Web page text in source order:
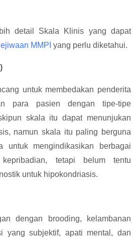
detail Skala Klinis yang dapat
MMPI yang perlu diketahui.
untuk membedakan penderita
para pasien dengan tipe-tipe
skala itu dapat menunjukan
namun skala itu paling berguna
untuk mengindikasikan berbagai
kepribadian, tetapi belum tentu
untuk hipokondriasis.
dengan brooding, kelambanan
yang subjektif, apati mental, dan